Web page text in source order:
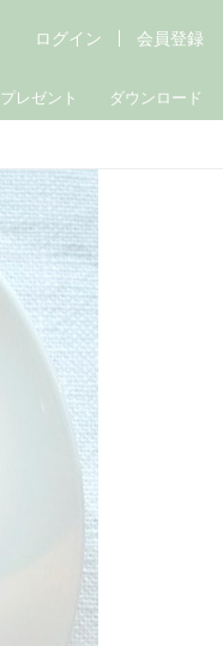
プレゼント ダウンロード
ログイン 会員登録